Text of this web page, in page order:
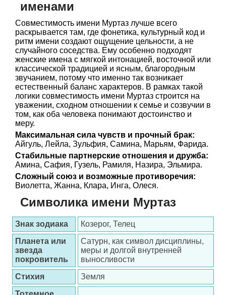
именами
Совместимость имени Муртаз лучше всего
раскрывается там, где фонетика, культурный код и
ритм имени создают ощущение цельности, а не
случайного соседства. Ему особенно подходят
женские имена с мягкой интонацией, восточной или
классической традицией и ясным, благородным
звучанием, потому что именно так возникает
естественный баланс характеров. В рамках такой
логики совместимость имени Муртаз строится на
уважении, сходном отношении к семье и созвучии в
том, как оба человека понимают достоинство и
меру.
Максимальная сила чувств и прочный брак:
Айгуль, Лейла, Зульфия, Самина, Марьям, Фарида.
Стабильные партнерские отношения и дружба:
Амина, Сафия, Гузель, Рамиля, Назира, Эльмира.
Сложный союз и возможные противоречия:
Виолетта, Жанна, Клара, Инга, Олеся.
Символика имени Муртаз
Знак зодиака
Козерог, Телец
Планета или
звезда
покровитель
Сатурн, как символ дисциплины,
меры и долгой внутренней
выносливости
Стихия
Земля